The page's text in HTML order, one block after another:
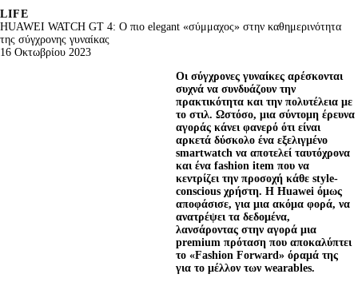
LIFE
HUAWEI WATCH GT 4: O πιο elegant «σύμμαχος» στην καθημερινότητα
της σύγχρονης γυναίκας
16 Οκτωβρίου 2023
Οι σύγχρονες γυναίκες αρέσκονται
συχνά να συνδυάζουν την
πρακτικότητα και την πολυτέλεια με
το στιλ. Ωστόσο, μια σύντομη έρευνα
αγοράς κάνει φανερό ότι είναι
αρκετά δύσκολο ένα εξελιγμένο
smartwatch να αποτελεί ταυτόχρονα
και ένα fashion item που να
κεντρίζει την προσοχή κάθε style-
conscious χρήστη. Η Huawei όμως
αποφάσισε, για μια ακόμα φορά, να
ανατρέψει τα δεδομένα,
λανσάροντας στην αγορά μια
premium πρόταση που αποκαλύπτει
το «Fashion Forward» όραμά της
για το μέλλον των wearables.